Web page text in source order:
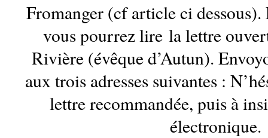
Fromanger (cf article ci dessous).
vous pourrez lire la lettre
Rivière (évêque d’Autun).
aux trois adresses suivantes :
lettre recommandée, puis à
électronique.